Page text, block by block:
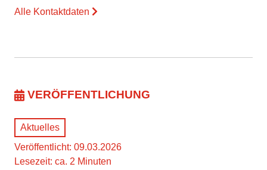
Alle Kontaktdaten
VERÖFFENTLICHUNG
Aktuelles
Veröffentlicht: 09.03.2026
Lesezeit: ca. 2 Minuten